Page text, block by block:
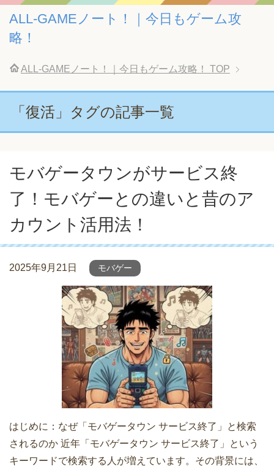
ALL-GAMEノート！｜今日もゲーム攻
略！
ALL-GAMEノート！｜今日もゲーム攻略！ TOP
「復活」タグの記事一覧
モバゲータウンがサービス終
了！モバゲーとの違いと昔のア
カウント活用法！
2025年9月21日 モバゲー
はじめに：なぜ「モバゲータウン サービス終了」と検索
されるのか 近年「モバゲータウン サービス終了」という
キーワードで検索する人が増えています。その背景には、